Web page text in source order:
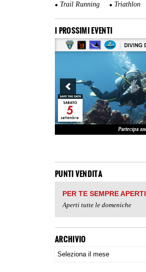
Trail Running
Triathlon
I PROSSIMI EVENTI
PUNTI VENDITA
PER TE SEMPRE APERTI
Aperti tutte le domeniche
ARCHIVIO